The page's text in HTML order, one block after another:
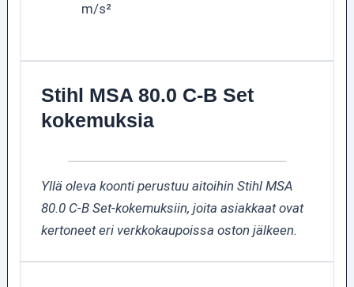
m/s²
Stihl MSA 80.0 C-B Set
kokemuksia
Yllä oleva koonti perustuu aitoihin Stihl MSA
80.0 C-B Set-kokemuksiin, joita asiakkaat ovat
kertoneet eri verkkokaupoissa oston jälkeen.